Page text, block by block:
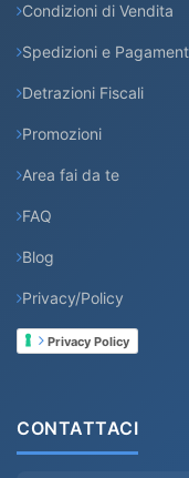
Condizioni di Vendita
Spedizioni e
Detrazioni Fiscali
Promozioni
Area fai da te
FAQ
Blog
Privacy/Policy
Privacy Policy
CONTATTACI